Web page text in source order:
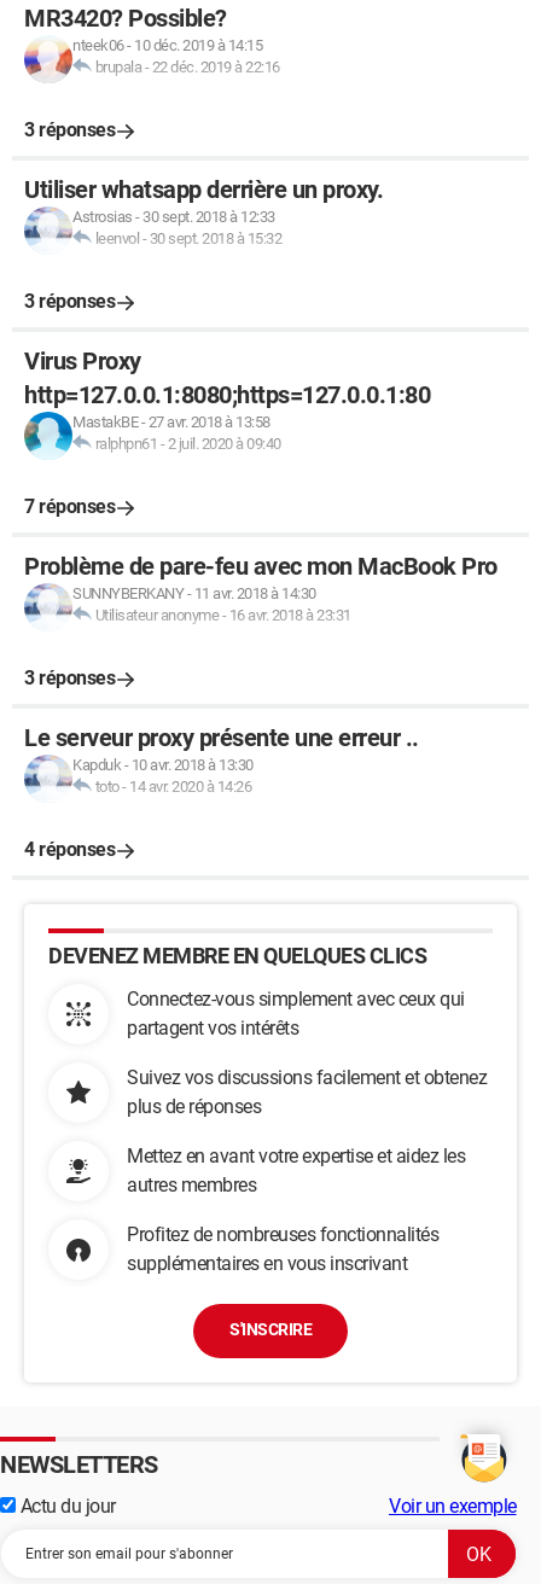
MR3420? Possible?
nteek06- 10 déc. 2019 à 14:15
brupala -22 déc. 2019 à 22:16
3 réponses
Utiliser whatsapp derrière un proxy.
Astrosias - 30 sept. 2018 à 12:33
leenvol - 30 sept. 2018 à 15:32
3 réponses
Virus Proxy
http=127.0.0.1:8080;https=127.0.0.1:80
MastakBE-27 avr. 2018 à 13:58
ralphpn61 -2 juil. 2020 à 09:40
7 réponses
Problème de pare-feu avec mon MacBook Pro
SUNNYBERKANY- 11 avr. 2018 à 14:30
Utilisateur anonyme- 16 avr. 2018 à 23:31
3 réponses
Le serveur proxy présente une erreur ..
Kapduk- 10 avr. 2018 à 13:30
toto- 14 avr. 2020 à 14:26
4 réponses
DEVENEZ MEMBRE EN QUELQUES CLICS
Connectez-vous simplement avec ceux qui
partagent vos intérêts
Suivez vos discussions facilement et obtenez
plus de réponses
Mettez en avant votre expertise et aidez les
autres membres
Profitez de nombreuses fonctionnalités
supplémentaires en vous inscrivant
S'INSCRIRE
NEWSLETTERS
Actu du jour Voir un exemple